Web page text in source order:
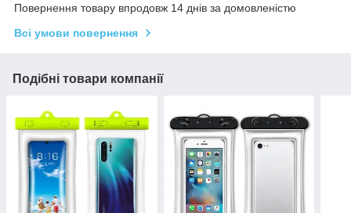
Повернення товару впродовж 14 днів за домовленістю
Всі умови повернення
Подібні товари компанії